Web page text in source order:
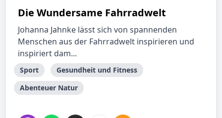
Die Wundersame Fahrradwelt
Johanna Jahnke lässt sich von spannenden
Menschen aus der Fahrradwelt inspirieren und
inspiriert dam...
Sport
Gesundheit und Fitness
Abenteuer Natur